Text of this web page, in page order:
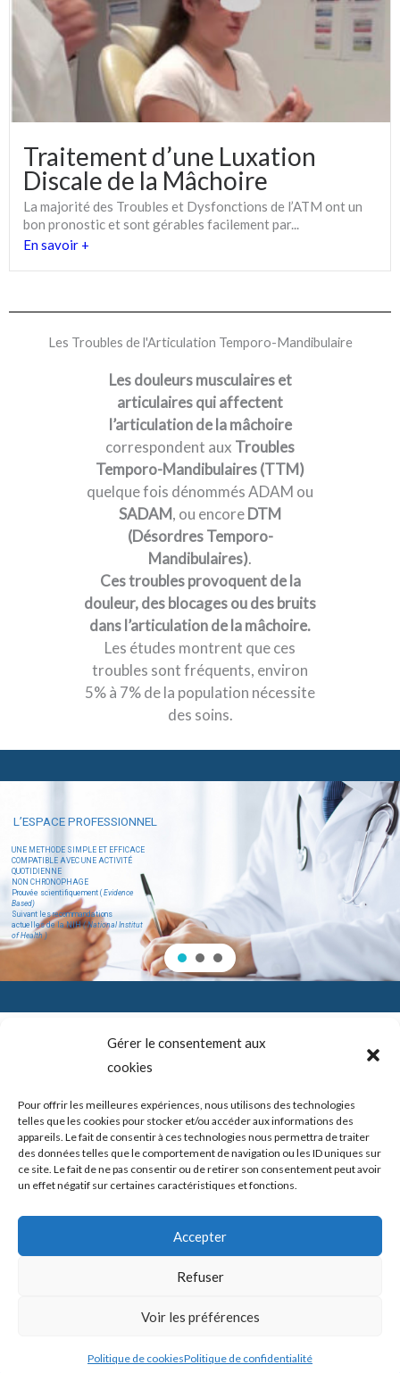
Gérer le consentement aux
cookies
Pour offrir les meilleures expériences, nous utilisons des technologies
telles que les cookies pour stocker et/ou accéder aux informations des
appareils. Le fait de consentir à ces technologies nous permettra de traiter
des données telles que le comportement de navigation ou les ID uniques sur
ce site. Le fait de ne pas consentir ou de retirer son consentement peut avoir
un effet négatif sur certaines caractéristiques et fonctions.
Accepter
Refuser
Voir les préférences
Politique de cookiesPolitique de confidentialité
Traitement d’une Luxation
Discale de la Mâchoire
La majorité des Troubles et Dysfonctions de l’ATM ont un
bon pronostic et sont gérables facilement par...
En savoir +
Les Troubles de l'Articulation Temporo-Mandibulaire
Les douleurs musculaires et
articulaires qui affectent
l’articulation de la mâchoire
correspondent aux Troubles
Temporo-Mandibulaires (TTM)
quelque fois dénommés ADAM ou
SADAM, ou encoreDTM
(Désordres Temporo-
Mandibulaires).
Ces troubles provoquent de la
douleur, des blocages ou des bruits
dans l’articulation de la mâchoire.
Les études montrent que ces
troubles sont fréquents, environ
5% à 7% de la population nécessite
des soins.
L’ESPACE PROFESSIONNEL
UNE METHODE SIMPLE ET EFFICACE
COMPATIBLE AVEC UNE ACTIVITÉ
QUOTIDIENNE
NON CHRONOPHAGE
Prouvée scientifiquement ( Evidence
Based)
Suivant les recommandations
actuelles de la NIH( National Institut
of Health )
SADAM (Syndrome Algo-Dysfonctionnel de l’Appareil
l’articulation temporo-mandibulaire) – Troubles temporo-
mandibulaires. Douleurs de l’ATM – Blocage de la mâchoire –
Bruits – Articulation de la mâchoire. Douleur mâchoire
Copyright © 2026 shortcodeATM Guide Douleurs et/ou blocages
de la mâchoire -
Politique de confidentialité
Mis en place par ATM Guide Douleurs et/ou blocages de la